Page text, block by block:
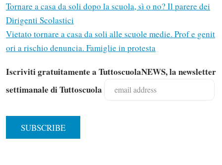
Tornare a casa da soli dopo la scuola, sì o no? Il parere dei
Dirigenti Scolastici
Vietato tornare a casa da soli alle scuole medie. Prof e genit
ori a rischio denuncia. Famiglie in protesta
Iscriviti gratuitamente a TuttoscuolaNEWS, la newsletter
settimanale di Tuttoscuola
commentare!